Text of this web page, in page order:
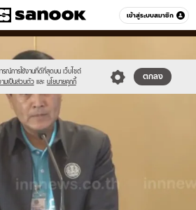
เข้าสู่ระบบสมาชิก
หมวดอื่นๆ
ารณ์การใช้งานที่ดีที่สุดบน เว็บไซต์
ามเป็นส่วนตัว และ นโยบายคุกกี้
ตกลง